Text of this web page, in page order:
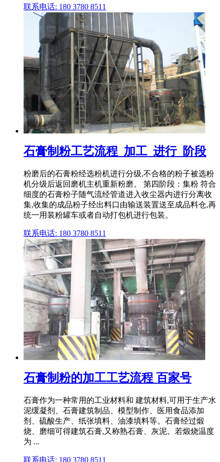
联系电话: 180 3780 8511
石膏制粉工艺流程_加工_进行_阶段
粉磨后的石膏粉经选粉机进行分级,不合格的粉子被选粉
机分级后返回磨机主机重新粉磨。 第四阶段：集粉 符合
细度的石膏粉子随气流经管道进入收尘器内进行分离收
集,收集的成品粉子经出料口由输送装置送至成品料仓,再
统一用装粉罐车或者自动打包机进行包装。
联系电话: 180 3780 8511
石膏制粉的加工工艺流程 百家号
石膏作为一种常用的工业材料和 建筑材料,可用于生产水
泥缓凝剂、石膏建筑制品、模型制作、医用食品添加
剂、硫酸生产、纸张填料、油漆填料等。石膏经过煅
烧、磨细可得建筑石膏,又称熟石膏、灰泥。若煅烧温度
为 ...
联系电话: 180 3780 8511